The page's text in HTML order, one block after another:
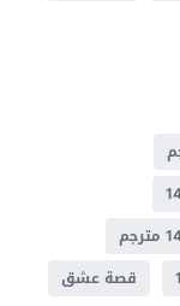
قصة عشق